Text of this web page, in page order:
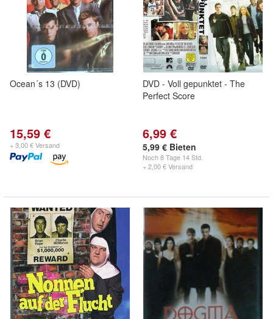
Ocean´s 13 (DVD)
15,59 €
+ 3,00 € Versand
DVD - Voll gepunktet - The
Perfect Score
6,99 €
5,99 € Bieten
Noch8 Tage 14 Std.
+ 2,00 € Versand